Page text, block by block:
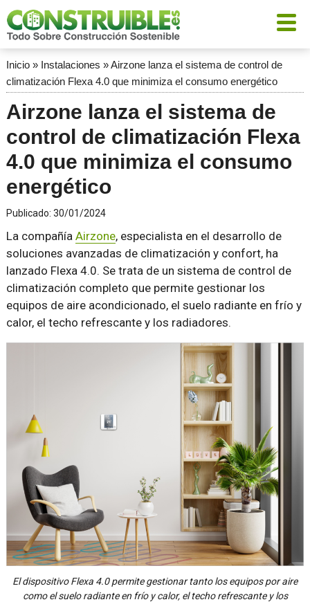
Inicio» Instalaciones »Airzone lanza el sistema de control de
climatización Flexa 4.0 que minimiza el consumo energético
Airzone lanza el sistema de
control de climatización Flexa
4.0 que minimiza el consumo
energético
Publicado: 30/01/2024
La compañía Airzone, especialista en el desarrollo de
soluciones avanzadas de climatización y confort, ha
lanzado Flexa 4.0. Se trata de un sistema de control de
climatización completo que permite gestionar los
equipos de aire acondicionado, el suelo radiante en frío y
calor, el techo refrescante y los radiadores.
El dispositivo Flexa 4.0 permite gestionar tanto los equipos por aire
como el suelo radiante en frío y calor, el techo refrescante y los